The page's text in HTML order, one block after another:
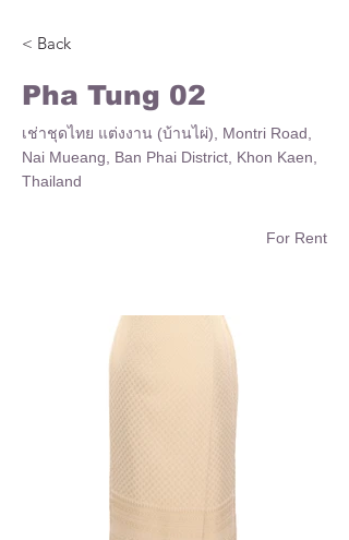
< Back
Pha Tung 02
เช่าชุดไทย แต่งงาน (บ้านไผ่), Montri Road,
Nai Mueang, Ban Phai District, Khon Kaen,
Thailand
For Rent